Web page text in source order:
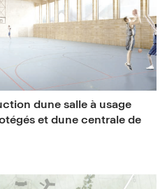
dune salle à usage
et dune centrale de